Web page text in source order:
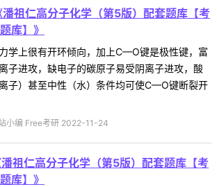
祖仁高分子化学（第5版）配套题库【考
库】》
学上很有开环倾向，加上C—O键是极性键，富
子进攻，缺电子的碳原子易受阴离子进攻，酸
离子）甚至中性（水）条件均可使C—O键断裂开
小编 Free考研 2022-11-24
祖仁高分子化学（第5版）配套题库【考
库】》